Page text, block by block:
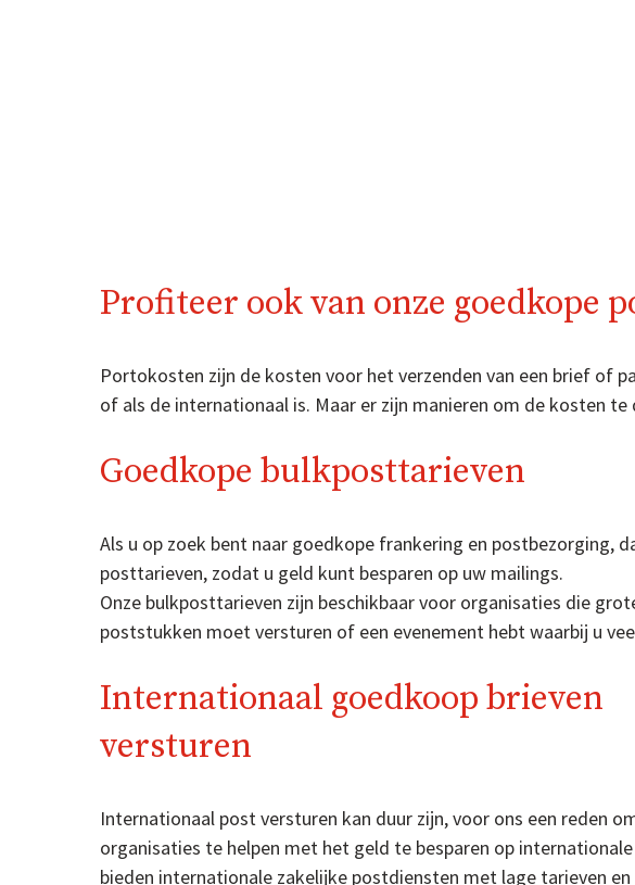
Profiteer ook van onze goedkope
Portokosten zijn de kosten voor het verzenden van een brief of
of als de internationaal is. Maar er zijn manieren om de kosten te
Goedkope bulkposttarieven
Als u op zoek bent naar goedkope frankering en postbezorging,
posttarieven, zodat u geld kunt besparen op uw mailings.
Onze bulkposttarieven zijn beschikbaar voor organisaties die
poststukken moet versturen of een evenement hebt waarbij u
Internationaal goedkoop brieven
versturen
Internationaal post versturen kan duur zijn, voor ons een reden
organisaties te helpen met het geld te besparen op
bieden internationale zakelijke postdiensten met lage tarieven